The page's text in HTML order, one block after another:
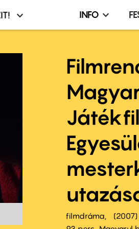
Infó,
menü
INFO
filmdráma
2007